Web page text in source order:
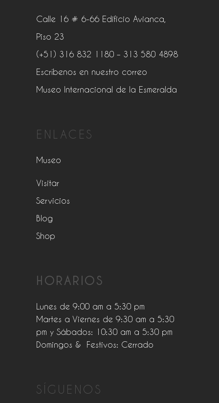
Calle 16 # 6-66 Edificio Avianca,
Piso 23
(+51) 316 832 1180 – 313 580 4898
Escríbenos en nuestro correo
Museo Internacional de la Esmeralda
ENLACES
Museo
Visitar
Servicios
Blog
Shop
HORARIOS
Lunes de 9:00 am a 5:30 pm
Martes a Viernes de 9:30 am a 5:30
pm y Sábados: 10:30 am a 5:30 pm
Domingos & Festivos: Cerrado
SÍGUENOS